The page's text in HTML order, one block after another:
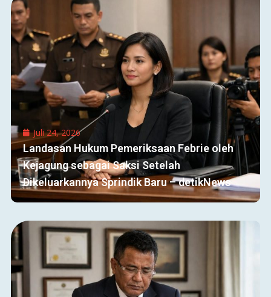
Juli 24, 2026
Landasan Hukum Pemeriksaan Febrie oleh
Kejagung sebagai Saksi Setelah
Dikeluarkannya Sprindik Baru – detikNews